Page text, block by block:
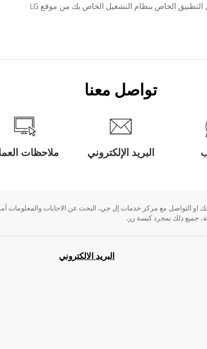
البرامجالثابتة.يمكنك تنزيل التطبيق الخاص بنظام التشغيل الخاص بك من موقع LG
تواصل معنا
البريد الإلكتروني ملاحظات
مع مركز خدمات إل جي، البحث عن الاجابات والمعلومات
جميع ذلك بمجرد كبسة زر.
البريد الالكتروني